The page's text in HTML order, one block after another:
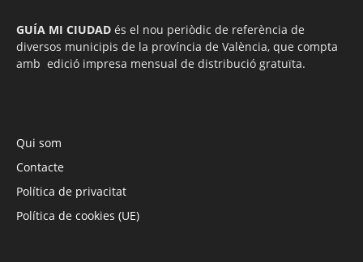
GUÍA MI CIUDAD és el nou periòdic de referència de
diversos municipis de la província de València, que compta
amb edició impresa mensual de distribució gratuïta.
Qui som
Contacte
Política de privacitat
Política de cookies (UE)